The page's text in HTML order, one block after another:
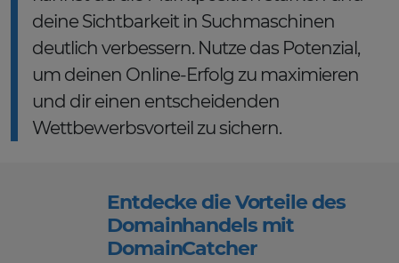
deine Sichtbarkeit in Suchmaschinen
deutlich verbessern. Nutze das Potenzial,
um deinen Online-Erfolg zu maximieren
und dir einen entscheidenden
Wettbewerbsvorteil zu sichern.
Entdecke die Vorteile des
Domainhandels mit
DomainCatcher